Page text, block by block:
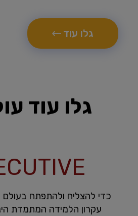
גלו עוד
גלו עוד
כדי להצליח ולהתפתח בעולם
עקרון הלמידה המתמדת